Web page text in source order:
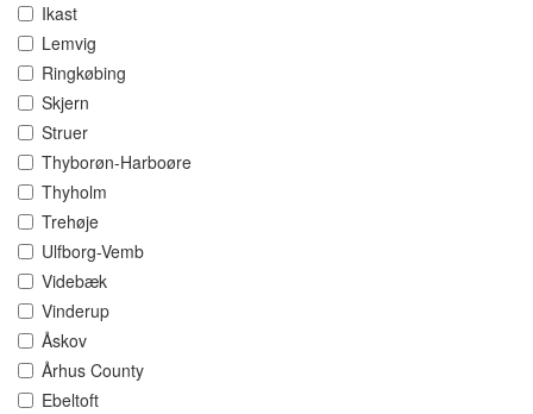
Ikast
Lemvig
Ringkøbing
Skjern
Struer
Thyborøn-Harboøre
Thyholm
Trehøje
Ulfborg-Vemb
Videbæk
Vinderup
Åskov
Århus County
Ebeltoft